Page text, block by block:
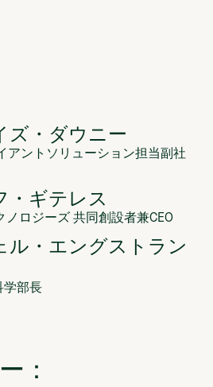
ズ・ダウニー
アントソリューション担当副社
・ギテレス
ノロジーズ 共同創設者兼CEO
ル・エングストラン
学部長
：